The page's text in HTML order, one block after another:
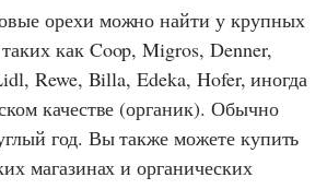
орехи можно найти у крупных
как Coop,Migros, Denner,
, Rewe, Billa,Edeka, Hofer, иногда
качестве (органик). Обычно
год. Вы также можете купить
магазинах и органических